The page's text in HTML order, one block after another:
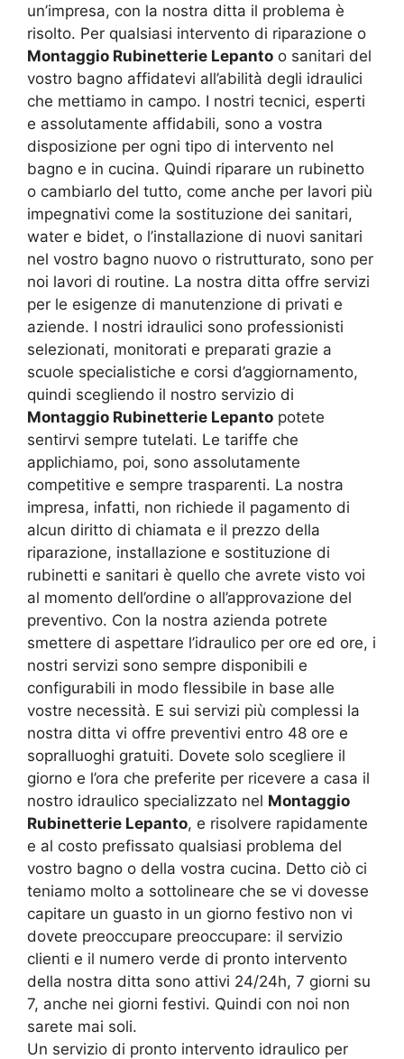
un’impresa, con la nostra ditta il problema è
risolto. Per qualsiasi intervento di riparazione o
Montaggio Rubinetterie Lepanto o sanitari del
vostro bagno affidatevi all’abilità degli idraulici
che mettiamo in campo. I nostri tecnici, esperti
e assolutamente affidabili, sono a vostra
disposizione per ogni tipo di intervento nel
bagno e in cucina. Quindi riparare un rubinetto
o cambiarlo del tutto, come anche per lavori più
impegnativi come la sostituzione dei sanitari,
water e bidet, o l’installazione di nuovi sanitari
nel vostro bagno nuovo o ristrutturato, sono per
noi lavori di routine. La nostra ditta offre servizi
per le esigenze di manutenzione di privati e
aziende. I nostri idraulici sono professionisti
selezionati, monitorati e preparati grazie a
scuole specialistiche e corsi d’aggiornamento,
quindi scegliendo il nostro servizio di
Montaggio Rubinetterie Lepanto potete
sentirvi sempre tutelati. Le tariffe che
applichiamo, poi, sono assolutamente
competitive e sempre trasparenti. La nostra
impresa, infatti, non richiede il pagamento di
alcun diritto di chiamata e il prezzo della
riparazione, installazione e sostituzione di
rubinetti e sanitari è quello che avrete visto voi
al momento dell’ordine o all’approvazione del
preventivo. Con la nostra azienda potrete
smettere di aspettare l’idraulico per ore ed ore, i
nostri servizi sono sempre disponibili e
configurabili in modo flessibile in base alle
vostre necessità. E sui servizi più complessi la
nostra ditta vi offre preventivi entro 48 ore e
sopralluoghi gratuiti. Dovete solo scegliere il
giorno e l’ora che preferite per ricevere a casa il
nostro idraulico specializzato nel Montaggio
Rubinetterie Lepanto, e risolvere rapidamente
e al costo prefissato qualsiasi problema del
vostro bagno o della vostra cucina. Detto ciò ci
teniamo molto a sottolineare che se vi dovesse
capitare un guasto in un giorno festivo non vi
dovete preoccupare preoccupare: il servizio
clienti e il numero verde di pronto intervento
della nostra ditta sono attivi 24/24h, 7 giorni su
7, anche nei giorni festivi. Quindi con noi non
sarete mai soli.
Un servizio di pronto intervento idraulico per